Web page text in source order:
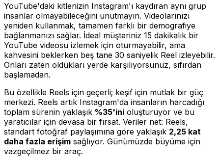
YouTube'daki kitlenizin Instagram'ı kaydıran aynı grup
insanlar olmayabileceğini unutmayın. Videolarınızı
yeniden kullanmak, tamamen farklı bir demografiye
bağlanmanızı sağlar. İdeal müşteriniz 15 dakikalık bir
YouTube videosu izlemek için oturmayabilir, ama
kahvesini beklerken beş tane 30 saniyelik Reel izleyebilir.
Onları zaten oldukları yerde karşılıyorsunuz, sıfırdan
başlamadan.
Bu özellikle Reels için geçerli; keşif için mutlak bir güç
merkezi. Reels artık Instagram'da insanların harcadığı
toplam sürenin yaklaşık %35'ini oluşturuyor ve bu
yaratıcılar için devasa bir fırsat. Veriler net: Reels,
standart fotoğraf paylaşımına göre yaklaşık 2,25 kat
daha fazla erişim sağlıyor. Günümüzde büyüme için
vazgeçilmez bir araç.